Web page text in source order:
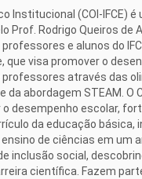
Institucional (COI-IFCE) é
Prof. Rodrigo Queiros de
e alunos do
que visa promover o
através das
da abordagem STEAM. O
desempenho escolar,
da educação básica,
de ciências em um
inclusão social,
científica. Fazem